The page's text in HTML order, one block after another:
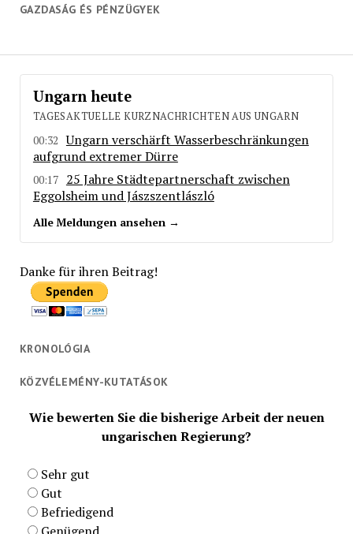
GAZDASÁG ÉS PÉNZÜGYEK
Ungarn heute
TAGESAKTUELLE KURZNACHRICHTEN AUS UNGARN
00:32
Ungarn verschärft Wasserbeschränkungen
aufgrund extremer Dürre
00:17
25 Jahre Städtepartnerschaft zwischen
Eggolsheim und Jászszentlászló
Alle Meldungen ansehen →
Danke für ihren Beitrag!
KRONOLÓGIA
KÖZVÉLEMÉNY-KUTATÁSOK
Wie bewerten Sie die bisherige Arbeit der neuen
ungarischen Regierung?
Sehr gut
Gut
Befriedigend